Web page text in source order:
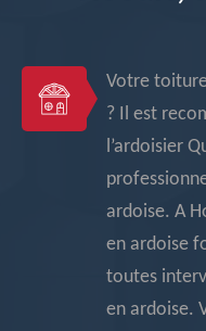
Votre
? Il est
l’ardoisier
ardoise. A
en ardoise
toutes
en ardoise.